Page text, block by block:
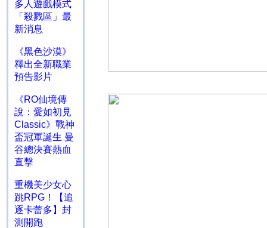
多人遊戲模式
「殺戮區」最
新消息
《黑色沙漠》
釋出全新職業
預告影片
《RO仙境傳
說：愛如初見
Classic》戰神
盃冠軍誕生 曼
谷總決賽熱血
直擊
重機美少女心
跳RPG！【追
逐卡蕾多】封
測開跑